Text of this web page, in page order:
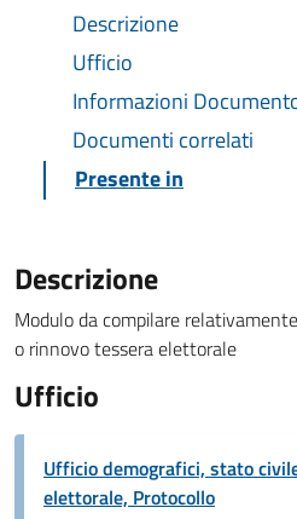
Descrizione
Ufficio
Informazioni
Documenti correlati
Presente in
Descrizione
Modulo da compilare
o rinnovo tessera elettorale
Ufficio
Ufficio demografici, stato
elettorale, Protocollo